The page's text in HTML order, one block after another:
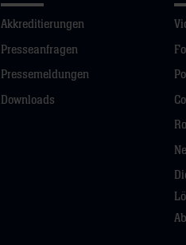
Akkreditierungen
Presseanfragen
Pressemeldungen
Downloads